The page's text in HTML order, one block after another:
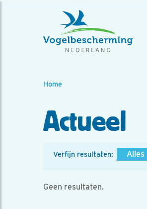
Home
Actueel
Verfijn resultaten: Alles
Geen resultaten.